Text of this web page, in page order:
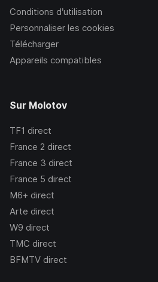
Conditions d’utilisation
Personnaliser les cookies
Télécharger
Appareils compatibles
Sur Molotov
TF1 direct
France 2 direct
France 3 direct
France 5 direct
M6+ direct
Arte direct
W9 direct
TMC direct
BFMTV direct